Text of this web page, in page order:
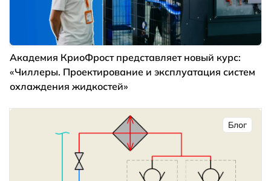
Академия КриоФрост представляет новый курс:
«Чиллеры. Проектирование и эксплуатация систем
охлаждения жидкостей»
Блог